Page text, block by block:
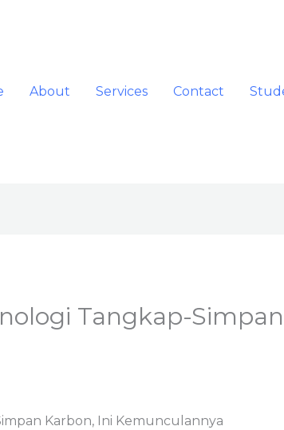
About Services Contact
Tangkap-
Karbon, Ini Kemunculannya